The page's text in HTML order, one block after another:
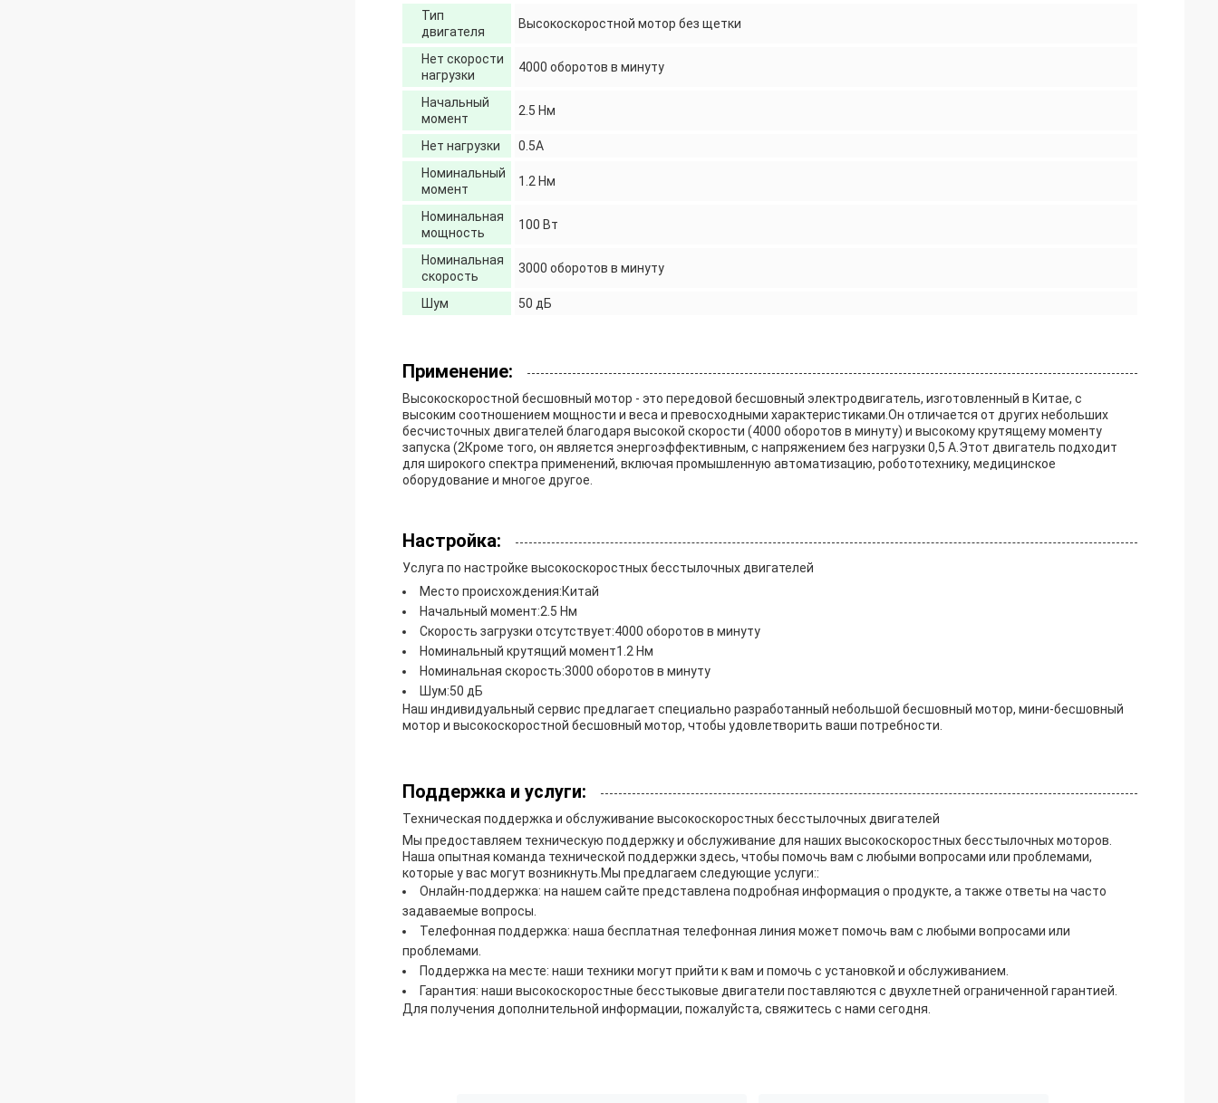
Тип
двигателя
Высокоскоростной мотор без щетки
Нет скорости
нагрузки
4000 оборотов в минуту
Начальный
момент
2.5 Нм
Нет нагрузки
0.5А
Номинальный
момент
1.2 Нм
Номинальная
мощность
100 Вт
Номинальная
скорость
3000 оборотов в минуту
Шум 50 дБ
Применение:
Высокоскоростной бесшовный мотор - это передовой бесшовный электродвигатель, изготовленный в Китае, с
высоким соотношением мощности и веса и превосходными характеристиками.Он отличается от других небольших
бесчисточных двигателей благодаря высокой скорости (4000 оборотов в минуту) и высокому крутящему моменту
запуска (2Кроме того, он является энергоэффективным, с напряжением без нагрузки 0,5 А.Этот двигатель подходит
для широкого спектра применений, включая промышленную автоматизацию, робототехнику, медицинское
оборудование и многое другое.
Настройка:
Услуга по настройке высокоскоростных бесстылочных двигателей
Место происхождения:Китай
Начальный момент:2.5 Нм
Скорость загрузки отсутствует:4000 оборотов в минуту
Номинальный крутящий момент1.2 Нм
Номинальная скорость:3000 оборотов в минуту
Шум:50 дБ
Наш индивидуальный сервис предлагает специально разработанный небольшой бесшовный мотор, мини-бесшовный
мотор и высокоскоростной бесшовный мотор, чтобы удовлетворить ваши потребности.
Поддержка и услуги:
Техническая поддержка и обслуживание высокоскоростных бесстылочных двигателей
Мы предоставляем техническую поддержку и обслуживание для наших высокоскоростных бесстылочных моторов.
Наша опытная команда технической поддержки здесь, чтобы помочь вам с любыми вопросами или проблемами,
которые у вас могут возникнуть.Мы предлагаем следующие услуги::
Онлайн-поддержка: на нашем сайте представлена подробная информация о продукте, а также ответы на часто
задаваемые вопросы.
Телефонная поддержка: наша бесплатная телефонная линия может помочь вам с любыми вопросами или
проблемами.
Поддержка на месте: наши техники могут прийти к вам и помочь с установкой и обслуживанием.
Гарантия: наши высокоскоростные бесстыковые двигатели поставляются с двухлетней ограниченной гарантией.
Для получения дополнительной информации, пожалуйста, свяжитесь с нами сегодня.